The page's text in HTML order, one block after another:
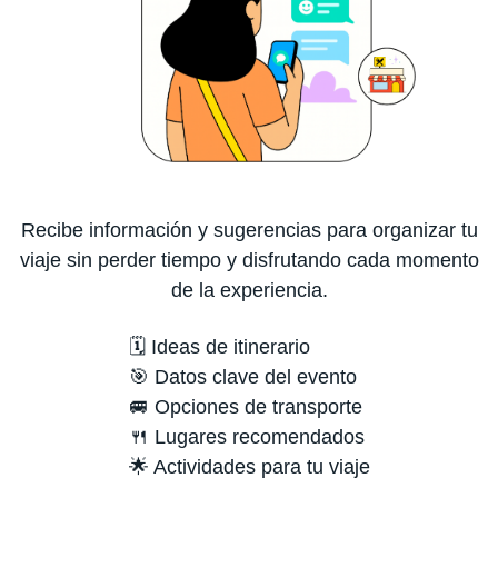
Recibe información y sugerencias para organizar tu
viaje sin perder tiempo y disfrutando cada momento
de la experiencia.
🗓️ Ideas de itinerario
🎯 Datos clave del evento
🚐 Opciones de transporte
🍴 Lugares recomendados
🌟 Actividades para tu viaje